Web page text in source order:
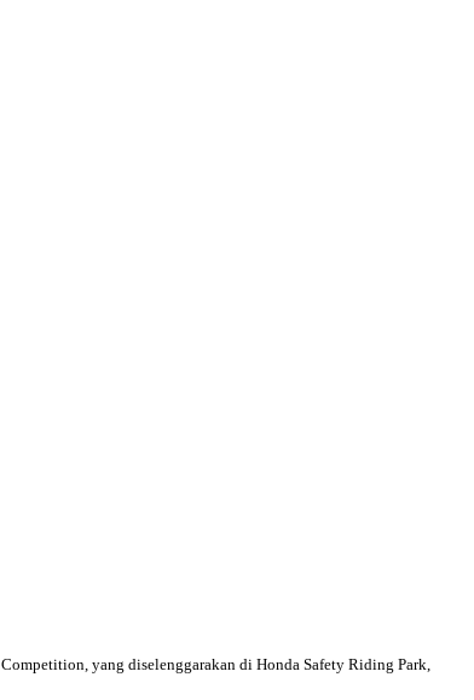
yang diselenggarakan di Honda Safety Riding Park,